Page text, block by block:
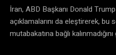
İran, ABD Başkanı Donald
açıklamalarını da eleştirerek,
mutabakatına bağlı